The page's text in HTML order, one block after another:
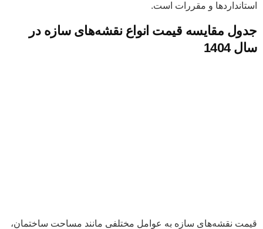
استانداردها و مقررات است.
جدول مقایسه قیمت انواع نقشه‌های سازه در
سال 1404
قیمت نقشه‌های سازه به عوامل مختلفی مانند مساحت ساختمان،